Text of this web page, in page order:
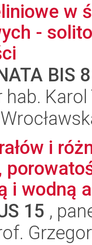
w
-
BIS 8
hab.
i
i wodną
15 ,